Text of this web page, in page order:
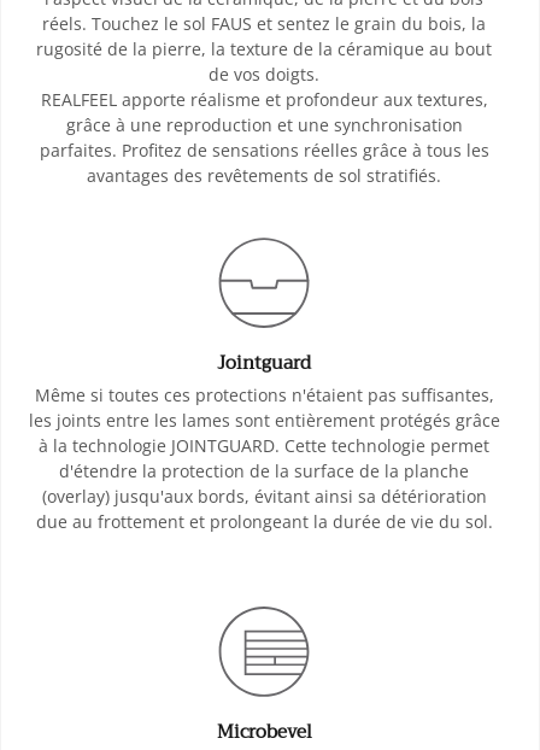
réels. Touchez le sol FAUS et sentez le grain du bois, la
rugosité de la pierre, la texture de la céramique au bout
de vos doigts.
REALFEEL apporte réalisme et profondeur aux textures,
grâce à une reproduction et une synchronisation
parfaites. Profitez de sensations réelles grâce à tous les
avantages des revêtements de sol stratifiés.
Jointguard
Même si toutes ces protections n'étaient pas suffisantes,
les joints entre les lames sont entièrement protégés grâce
à la technologie JOINTGUARD. Cette technologie permet
d'étendre la protection de la surface de la planche
(overlay) jusqu'aux bords, évitant ainsi sa détérioration
due au frottement et prolongeant la durée de vie du sol.
Microbevel